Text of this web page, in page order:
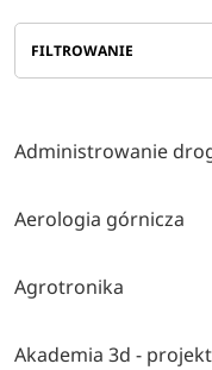
FILTROWANIE
Administrowanie
Aerologia górnicza
Agrotronika
Akademia 3d -